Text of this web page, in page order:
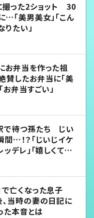
った2ショット 30
…「美男美女」「こん
たい」
お弁当を作った祖
したお弁当に「美
お弁当すごい」
で待つ孫たち じい
間…！？「じいじイケ
ッデレ」「嬉しくて可
亡くなった息子
当時の妻の日記に
た本音とは